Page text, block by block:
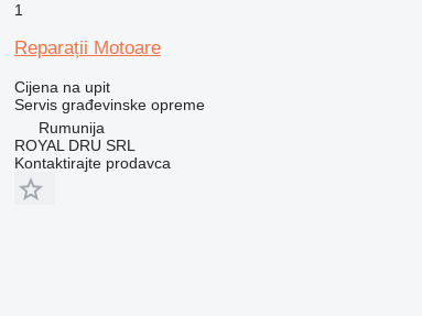
1
Reparații Motoare
Cijena na upit
Servis građevinske opreme
Rumunija
ROYAL DRU SRL
Kontaktirajte prodavca